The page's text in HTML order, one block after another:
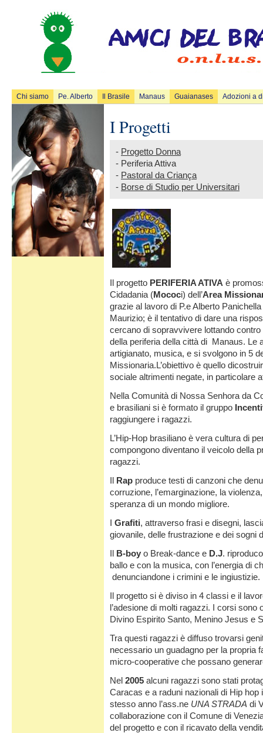
Chi siamo Pe. Alberto Il Brasile Manaus Guaianases Adozioni a
I Progetti
- Progetto Donna
- Periferia Attiva
- Pastoral da Criança
- Borse di Studio per Universitari
Il progetto PERIFERIA ATIVA è
Cidadania (Mococi) dell’Area
grazie al lavoro di P.e Alberto
Maurizio; è il tentativo di dare una
cercano di sopravvivere lottando contro
della periferia della città di Manaus. Le
artigianato, musica, e si svolgono in 5
Missionaria.L’obiettivo è quello
sociale altrimenti negate, in particolare
Nella Comunità di Nossa Senhora da
e brasiliani si è formato il gruppo
raggiungere i ragazzi.
L’Hip-Hop brasiliano è vera cultura di
compongono diventano il veicolo della
ragazzi.
Il Rap produce testi di canzoni che
corruzione, l’emarginazione, la
speranza di un mondo migliore.
I Grafiti, attraverso frasi e disegni,
giovanile, delle frustrazione e dei sogni
Il B-boy o Break-dance e D.J.
ballo e con la musica, con l’energia di
denunciandone i crimini e le ingiustizie.
Il progetto si è diviso in 4 classi e il
l’adesione di molti ragazzi. I corsi
Divino Espirito Santo, Menino Jesus e
Tra questi ragazzi è diffuso trovarsi
necessario un guadagno per la propria
micro-cooperative che possano
Nel 2005 alcuni ragazzi sono stati
Caracas e a raduni nazionali di Hip hop
stesso anno l’ass.ne UNA STRADA di
collaborazione con il Comune di
del progetto e con il ricavato della